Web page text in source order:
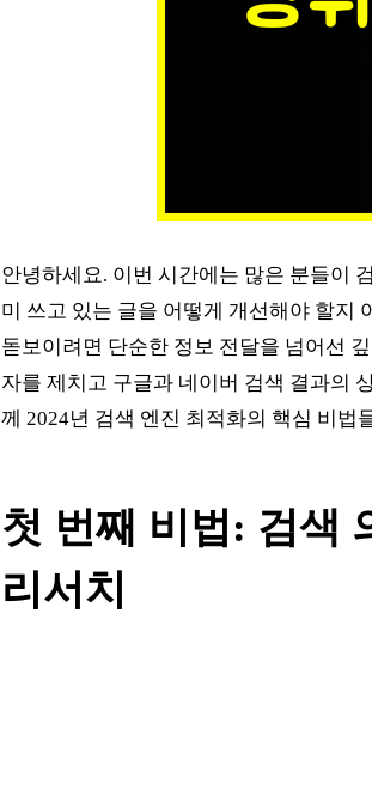
안녕하세요. 이번 시간에는 많은 분들이
미 쓰고 있는 글을 어떻게 개선해야 할지
돋보이려면 단순한 정보 전달을 넘어선
자를 제치고 구글과 네이버 검색 결과의
께 2024년 검색 엔진 최적화의 핵심 비법
첫 번째 비법: 검색
리서치